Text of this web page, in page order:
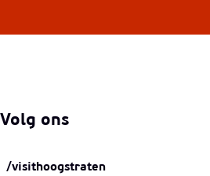
Volg ons
/visithoogstraten